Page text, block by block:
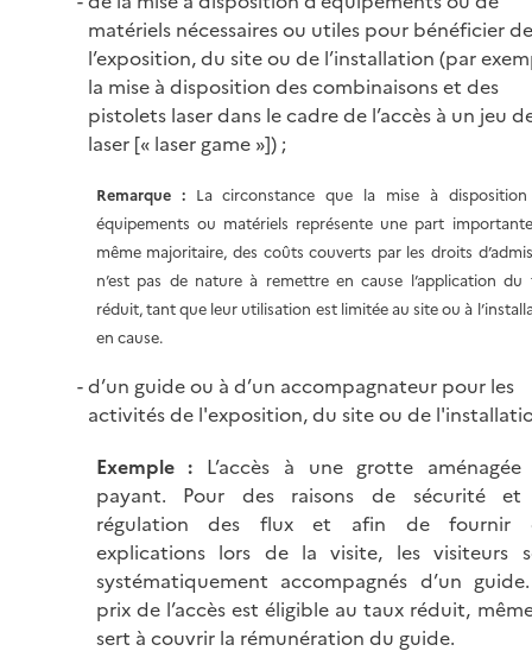
matériels nécessaires ou utiles pour bénéficier de
l’exposition, du site ou de l’installation (par
la mise à disposition des combinaisons et des
pistolets laser dans le cadre de l’accès à un jeu
laser [« laser game »]) ;
Remarque :La circonstance que la mise à disposition
équipements ou matériels représente une part
même majoritaire, des coûts couverts par les droits
n’est pas de nature à remettre en cause l’application du
réduit, tant que leur utilisation est limitée au site ou à
en cause.
d’un guide ou à d’un accompagnateur pour les
activités de l'exposition, du site ou de
Exemple : L’accès à une grotte aménagée
payant. Pour des raisons de sécurité
régulation des flux et afin de fournir
explications lors de la visite, les visiteurs
systématiquement accompagnés d’un
prix de l’accès est éligible au taux réduit,
sert à couvrir la rémunération du guide.